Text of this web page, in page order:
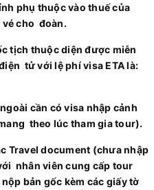
phụ thuộc vào thuế của
cho đoàn.
tịch thuộc diện được miễn
tử với lệ phí visa ETA là:
cần có visa nhập cảnh
theo lúc tham gia tour).
Travel document (chưa nhập
nhân viên cung cấp tour
bản gốc kèm các giấy tờ